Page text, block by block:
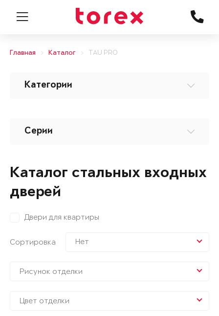
Главная Каталог TAU PRO
Категории
Серии
Каталог стальных входных
дверей
Двери для квартиры
Сортировка Нет
Рисунок отделки
Цвет отделки